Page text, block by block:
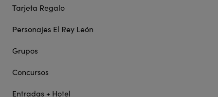
Tarjeta Regalo
Personajes El Rey León
Grupos
Concursos
Entradas + Hotel